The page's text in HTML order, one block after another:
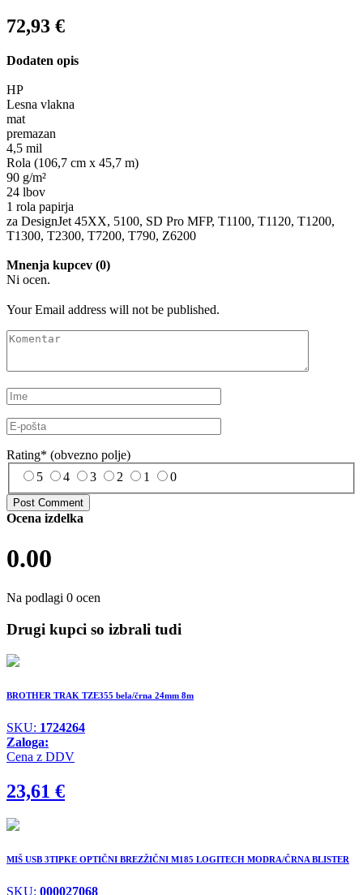
72,93 €
Dodaten opis
HP
Lesna vlakna
mat
premazan
4,5 mil
Rola (106,7 cm x 45,7 m)
90 g/m²
24 lbov
1 rola papirja
za DesignJet 45XX, 5100, SD Pro MFP, T1100, T1120, T1200,
T1300, T2300, T7200, T790, Z6200
Mnenja kupcev (0)
Ni ocen.
Your Email address will not be published.
Rating* (obvezno polje)
5
4 3 2 1 0
Ocena izdelka
0.00
Na podlagi 0 ocen
Drugi kupci so izbrali tudi
BROTHER TRAK TZE355 bela/črna 24mm 8m
SKU: 1724264
Zaloga:
Cena z DDV
23,61 €
MIŠ USB 3TIPKE OPTIČNI BREZŽIČNI M185 LOGITECH MODRA/ČRNA BLISTER
SKU: 000027068